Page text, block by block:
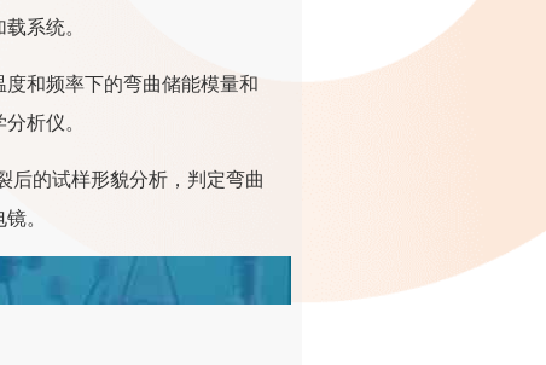
系统。
和频率下的弯曲储能模量和
析仪。
后的试样形貌分析，判定弯曲
。